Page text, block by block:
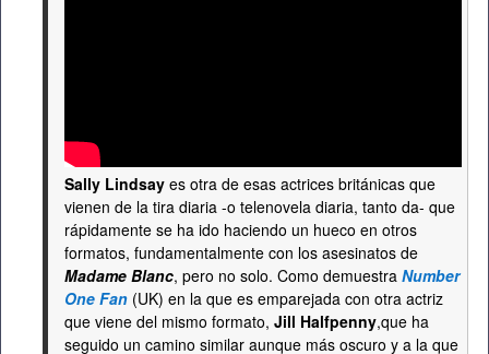
Sally Lindsay es otra de esas actrices británicas que
vienen de la tira diaria -o telenovela diaria, tanto da- que
rápidamente se ha ido haciendo un hueco en otros
formatos, fundamentalmente con los asesinatos de
Madame Blanc, pero no solo. Como demuestra Number
One Fan (UK) en la que es emparejada con otra actriz
que viene del mismo formato, Jill Halfpenny,que ha
seguido un camino similar aunque más oscuro y a la que